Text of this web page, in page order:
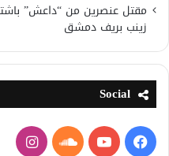
مقتل عنصرين من “داعش”
زينب بريف دمشق
Social
فيسبوكيوتيوبساوند